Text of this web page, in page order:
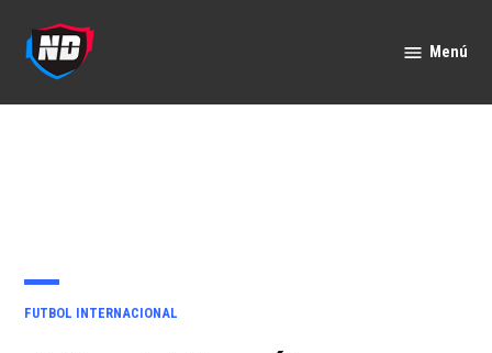
contenido
Menú
PUBLICADO
FUTBOL INTERNACIONAL